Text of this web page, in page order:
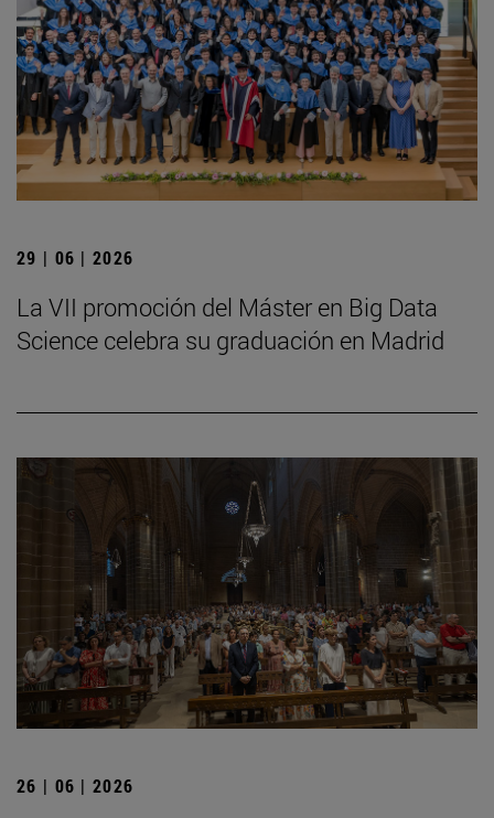
29 | 06 | 2026
La VII promoción del Máster en Big Data
Science celebra su graduación en Madrid
26 | 06 | 2026